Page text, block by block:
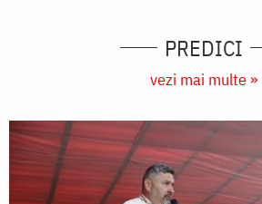
PREDICI
vezi mai multe »